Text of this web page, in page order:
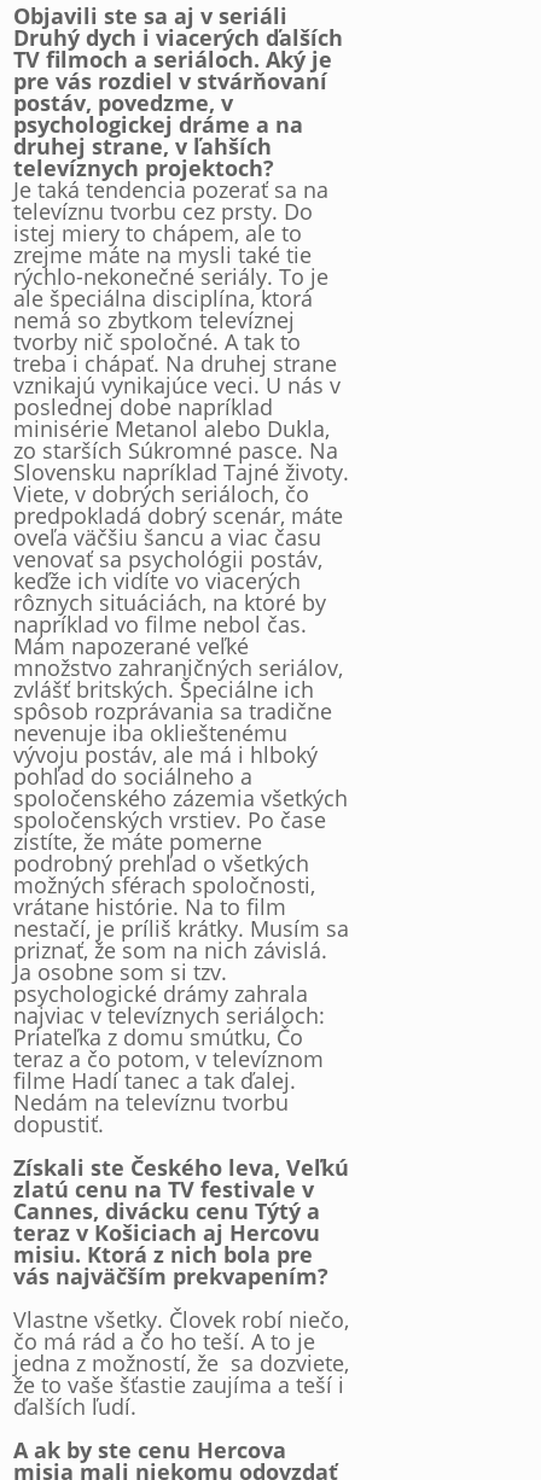
Objavili ste sa aj v seriáli
Druhý dych i viacerých ďalších
TV filmoch a seriáloch. Aký je
pre vás rozdiel v stvárňovaní
postáv, povedzme, v
psychologickej dráme a na
druhej strane, v ľahších
televíznych projektoch?
Je taká tendencia pozerať sa na
televíznu tvorbu cez prsty. Do
istej miery to chápem, ale to
zrejme máte na mysli také tie
rýchlo-nekonečné seriály. To je
ale špeciálna disciplína, ktorá
nemá so zbytkom televíznej
tvorby nič spoločné. A tak to
treba i chápať. Na druhej strane
vznikajú vynikajúce veci. U nás v
poslednej dobe napríklad
minisérie Metanol alebo Dukla,
zo starších Súkromné pasce. Na
Slovensku napríklad Tajné životy.
Viete, v dobrých seriáloch, čo
predpokladá dobrý scenár, máte
oveľa väčšiu šancu a viac času
venovať sa psychológii postáv,
keďže ich vidíte vo viacerých
rôznych situáciách, na ktoré by
napríklad vo filme nebol čas.
Mám napozerané veľké
množstvo zahraničných seriálov,
zvlášť britských. Špeciálne ich
spôsob rozprávania sa tradične
nevenuje iba oklieštenému
vývoju postáv, ale má i hlboký
pohľad do sociálneho a
spoločenského zázemia všetkých
spoločenských vrstiev. Po čase
zistíte, že máte pomerne
podrobný prehľad o všetkých
možných sférach spoločnosti,
vrátane histórie. Na to film
nestačí, je príliš krátky. Musím sa
priznať, že som na nich závislá.
Ja osobne som si tzv.
psychologické drámy zahrala
najviac v televíznych seriáloch:
Priateľka z domu smútku, Čo
teraz a čo potom, v televíznom
filme Hadí tanec a tak ďalej.
Nedám na televíznu tvorbu
dopustiť.
Získali ste Českého leva, Veľkú
zlatú cenu na TV festivale v
Cannes, divácku cenu Týtý a
teraz v Košiciach aj Hercovu
misiu. Ktorá z nich bola pre
vás najväčším prekvapením?
Vlastne všetky. Človek robí niečo,
čo má rád a čo ho teší. A to je
jedna z možností, že sa dozviete,
že to vaše šťastie zaujíma a teší i
ďalších ľudí.
A ak by ste cenu Hercova
misia mali niekomu odovzdať